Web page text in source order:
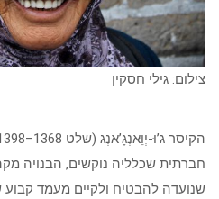
צילום: גילי חסקין
חברתית שכלליה נוקשים, הבנויה
שנועדה להבטיח ולקיים מעמד קבוע